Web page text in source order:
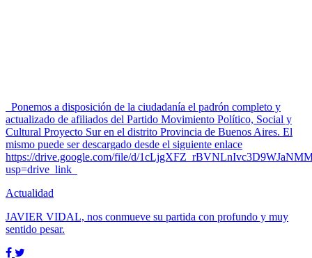
Ponemos a disposición de la ciudadanía el padrón completo y
actualizado de afiliados del Partido Movimiento Político, Social y
Cultural Proyecto Sur en el distrito Provincia de Buenos Aires. El
mismo puede ser descargado desde el siguiente enlace
https://drive.google.com/file/d/
usp=drive_link
Actualidad
JAVIER VIDAL, nos conmueve su partida con profundo y muy
sentido pesar.